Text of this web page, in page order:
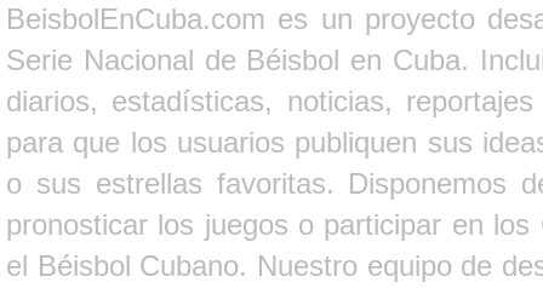
BeisbolEnCuba.com es un proyecto
Serie Nacional de Béisbol en Cuba.
diarios, estadísticas, noticias,
para que los usuarios publiquen sus
o sus estrellas favoritas. Disponemos
pronosticar los juegos o participar en
el Béisbol Cubano. Nuestro equipo de